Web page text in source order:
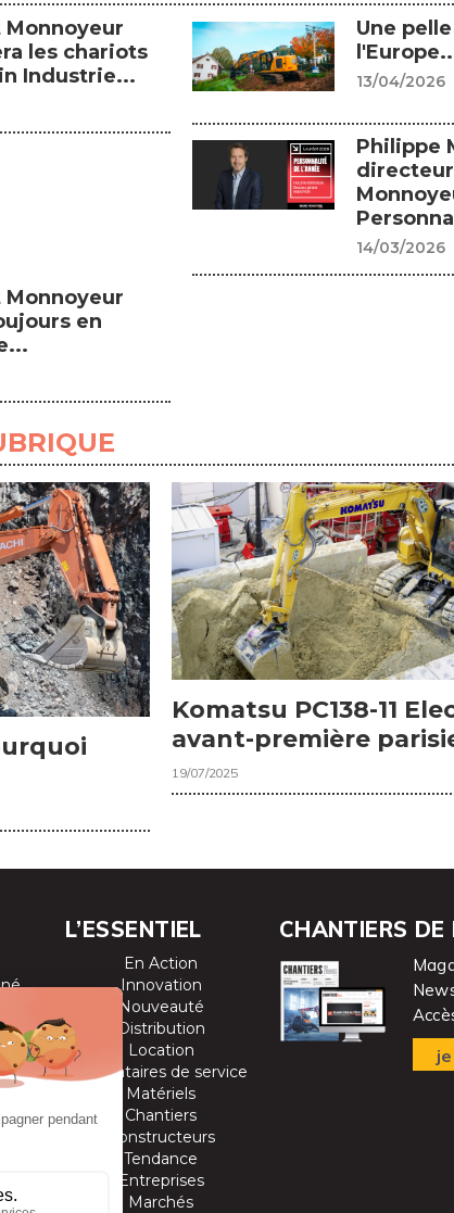
les chariots
Industrie...
Une
13/04/2026
Philippe
14/03/2026
en
Komatsu PC138-11
avant-première
19/07/2025
L’ESSENTIEL
En Action
Innovation
Nouveauté
Distribution
Location
Prestataires de service
Matériels
Chantiers
Constructeurs
Tendance
Entreprises
Marchés
CHANTIERS DE